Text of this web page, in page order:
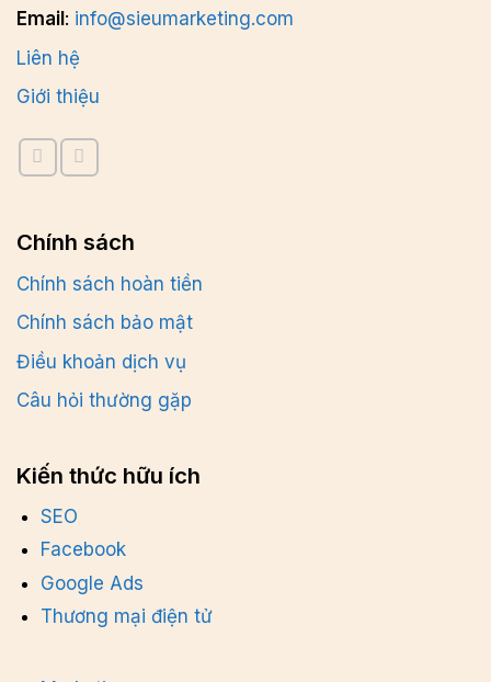
Email : info@sieumarketing.com
Liên hệ
Giới thiệu
Chính sách
Chính sách hoàn tiền
Chính sách bảo mật
Điều khoản dịch vụ
Câu hỏi thường gặp
Kiến thức hữu ích
SEO
Facebook
Google Ads
Thương mại điện tử